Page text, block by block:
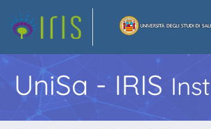
UniSa - IRIS